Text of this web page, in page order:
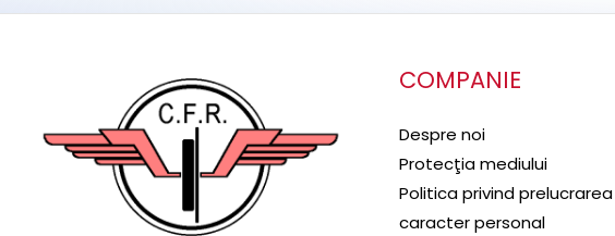
COMPANIE
Despre noi
Protecţia mediului
Politica privind
caracter personal